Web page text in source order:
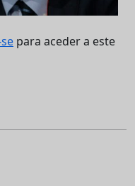
para aceder a este